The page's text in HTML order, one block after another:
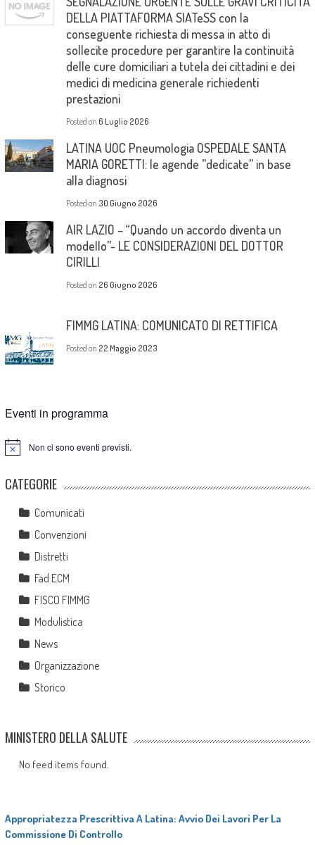
DELLA PIATTAFORMA SIATeSS con la
conseguente richiesta di messa in atto di
sollecite procedure per garantire la continuità
delle cure domiciliari a tutela dei cittadini e dei
medici di medicina generale richiedenti
prestazioni
Posted on 6 Luglio 2026
LATINA UOC Pneumologia OSPEDALE SANTA
MARIA GORETTI: le agende ”dedicate” in base
alla diagnosi
Posted on 30 Giugno 2026
AIR LAZIO – “Quando un accordo diventa un
modello”- LE CONSIDERAZIONI DEL DOTTOR
CIRILLI
Posted on 26 Giugno 2026
FIMMG LATINA: COMUNICATO DI RETTIFICA
Posted on 22 Maggio 2023
Eventi in programma
Notice Non ci sono eventi previsti.
CATEGORIE
Comunicati
Convenzioni
Distretti
Fad ECM
FISCO FIMMG
Modulistica
News
Organizzazione
Storico
MINISTERO DELLA SALUTE
No feed items found.
Appropriatezza Prescrittiva A Latina: Avvio Dei Lavori Per La
Commissione Di Controllo